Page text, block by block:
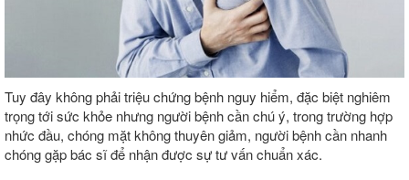
Tuy đây không phải triệu chứng bệnh nguy hiểm, đặc biệt nghiêm
trọng tới sức khỏe nhưng người bệnh cần chú ý, trong trường hợp
nhức đầu, chóng mặt không thuyên giảm, người bệnh cần nhanh
chóng gặp bác sĩ để nhận được sự tư vấn chuẩn xác.